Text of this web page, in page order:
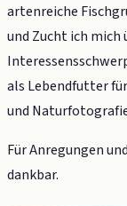
artenreiche
und Zucht ich mich
als Lebendfutter
und
Für Anregungen
dankbar.